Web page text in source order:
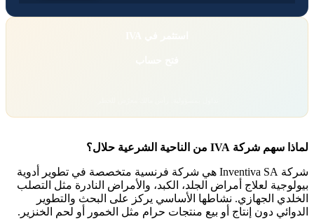
لماذا سهم شركة IVA من الناحية الشرعية حلال؟
شركة Inventiva SA هي شركة فرنسية متخصصة في تطوير أدوية
بيولوجية لعلاج أمراض الجلد، الكبد، والأمراض النادرة مثل التصلب
الخلدي الجهازي. نشاطها الأساسي يركز على البحث والتطوير
الدوائي دون إنتاج أو بيع منتجات حرام مثل الخمور أو لحم الخنزير.